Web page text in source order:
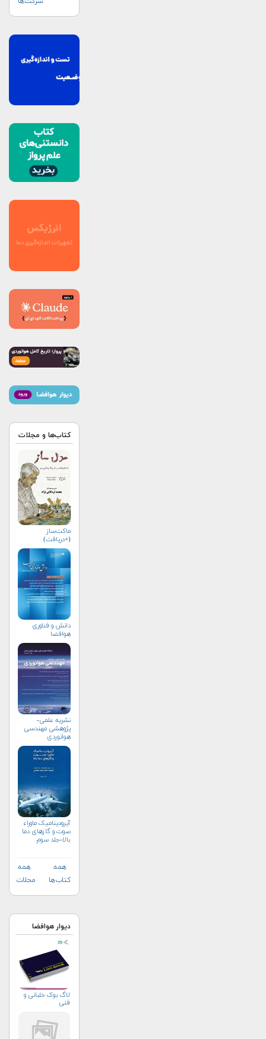
کتاب‌ها و مجلات
ماکت‌ساز
(+دریافت)
دانش و فناوری
هوافضا
نشریه علمی-
پژوهشی مهندسی
هوانوردی
آیرودینامیک ماوراء
صوت و گازهای دما
بالا-جلد سوم
همه
کتاب‌ها
همه
مجلات
دیوار هوافضا
لاگ بوک خلبانی و
فنی